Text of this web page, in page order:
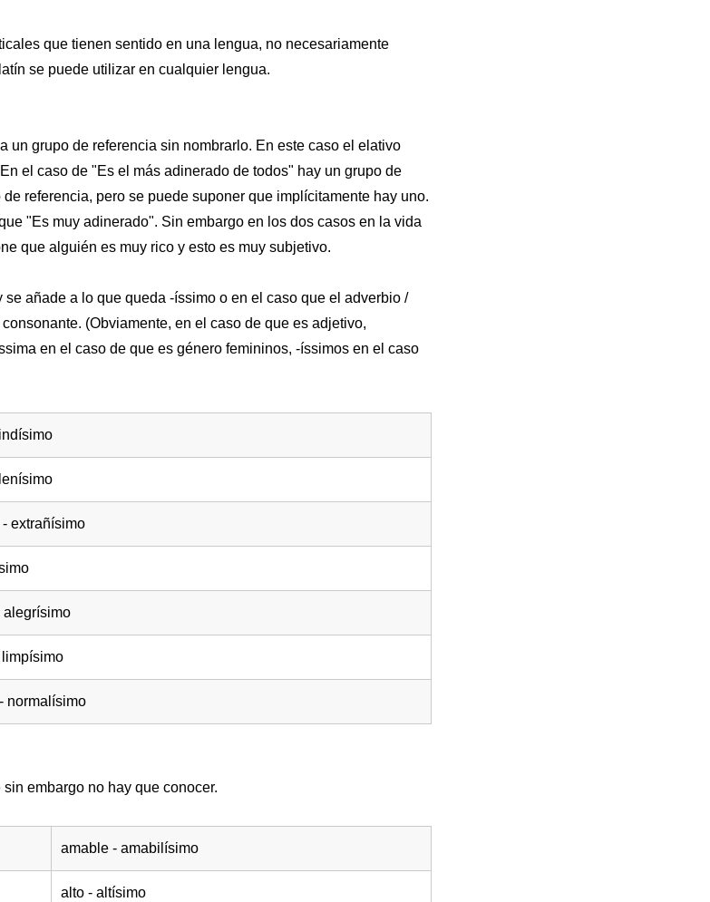
que tienen sentido en una lengua, no necesariamente
se puede utilizar en cualquier lengua.
un grupo de referencia sin nombrarlo. En este caso el elativo
el caso de "Es el más adinerado de todos" hay un grupo de
referencia, pero se puede suponer que implícitamente hay uno.
"Es muy adinerado". Sin embargo en los dos casos en la vida
que alguién es muy rico y esto es muy subjetivo.
añade a lo que queda -íssimo o en el caso que el adverbio /
(Obviamente, en el caso de que es adjetivo,
en el caso de que es género femininos, -íssimos en el caso
extrañísimo
alegrísimo
limpísimo
normalísimo
embargo no hay que conocer.
amable - amabilísimo
alto - altísimo